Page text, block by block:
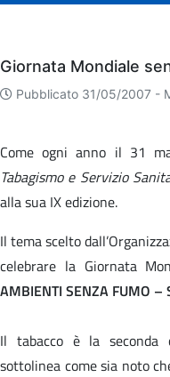
Eventi
Giornata Mondiale
Pubblicato 31/05/2007 -
Come ogni anno il 31
Tabagismo e Servizio
alla sua IX edizione.
Il tema scelto
celebrare la Giornata
AMBIENTI SENZA FUMO –
Il tabacco è la seconda
sottolinea come sia noto